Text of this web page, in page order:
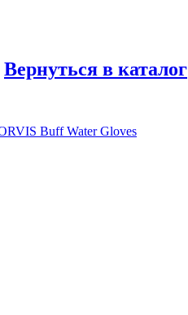
Вернуться в каталог